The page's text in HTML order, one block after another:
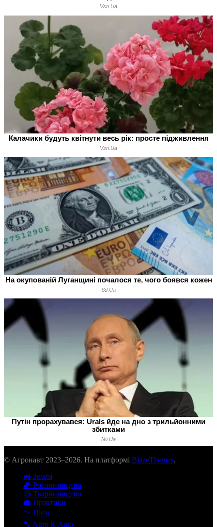
© Агронавт 2023–2026. На платформі BlazeThemes.
🚜 Земля
🌽 Рослинництво
🐽 Тваринництво
💼 Практики
📉 Ціни
🔧 Agro & Auto